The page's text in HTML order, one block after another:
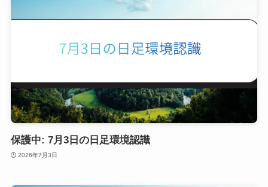
保護中: 7月3日の日足環境認識
2026年7月3日